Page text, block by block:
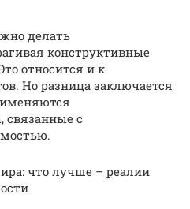
делать
конструктивные
относится и к
Но разница заключается
с
что лучше – реалии